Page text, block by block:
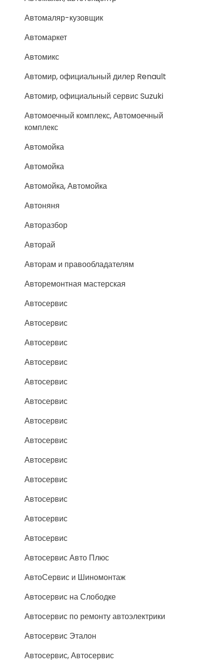
Автомаляр-кузовщик
Автомаркет
Автомикс
Автомир, официальный дилер Renault
Автомир, официальный сервис Suzuki
Автомоечный комплекс, Автомоечный
комплекс
Автомойка
Автомойка
Автомойка, Автомойка
Автоняня
Авторазбор
Авторай
Авторам и правообладателям
Авторемонтная мастерская
Автосервис
Автосервис
Автосервис
Автосервис
Автосервис
Автосервис
Автосервис
Автосервис
Автосервис
Автосервис
Автосервис
Автосервис
Автосервис
Автосервис Авто Плюс
АвтоСервис и Шиномонтаж
Автосервис на Слободке
Автосервис по ремонту автоэлектрики
Автосервис Эталон
Автосервис, Автосервис